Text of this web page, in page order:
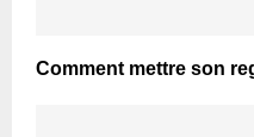
Comment mettre son